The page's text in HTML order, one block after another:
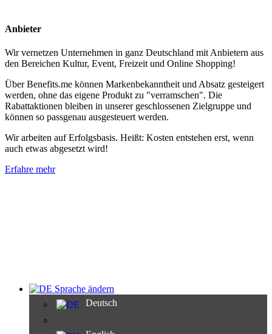
Anbieter
Wir vernetzen Unternehmen in ganz Deutschland mit Anbietern aus
den Bereichen Kultur, Event, Freizeit und Online Shopping!
Über Benefits.me können Markenbekanntheit und Absatz gesteigert
werden, ohne das eigene Produkt zu "verramschen". Die
Rabattaktionen bleiben in unserer geschlossenen Zielgruppe und
können so passgenau ausgesteuert werden.
Wir arbeiten auf Erfolgsbasis. Heißt: Kosten entstehen erst, wenn
auch etwas abgesetzt wird!
Erfahre mehr
Sprache ändern
Deutsch